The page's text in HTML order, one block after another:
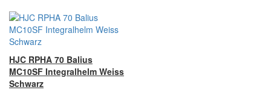
HJC RPHA 70 Balius
MC10SF Integralhelm Weiss
Schwarz